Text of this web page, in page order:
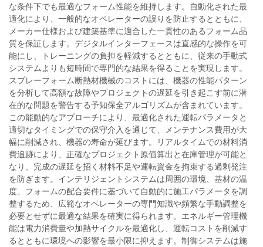
な条件下でも最適なフォーム性能を維持します。自動化された最
適化により、一般的なオペレーターの誤りを防止するとともに、
メーカー仕様および建築基準に適合した一貫性のあるフォーム品
質を保証します。デジタルインターフェースは直感的な操作を可
能にし、トレーニングの負担を軽減するとともに、従来の手動式
システムよりも短時間で専門的な結果を得ることを実現します。
スプレーフォーム断熱材機械のコストには、機器の性能パターン
を分析して高額な故障やプロジェクトの遅延を引き起こす前に潜
在的な問題を警告する予知保全アルゴリズムが含まれています。
この能動的なアプローチにより、最適化された運転パラメータと
適切なタイミングでの保守介入を通じて、メンテナンス費用が大
幅に削減され、機器の寿命が延びます。リアルタイムでの材料消
費追跡により、正確なプロジェクト原価算出と在庫管理が可能と
なり、完成の遅延を招く材料不足や運転資金を拘束する過剰発注
を防ぎます。インテリジェントシステムは周囲の環境、基材の温
度、フォームの配合要件に基づいて自動的に施工パラメータを調
整するため、広範なオペレーターの専門知識や頻繁な手動調整を
必要とせずに最適な結果を確実に得られます。エネルギー管理機
能は電力消費量や加熱サイクルを最適化し、運転コストを削減す
るとともに環境への影響を最小限に抑えます。制御システムは施